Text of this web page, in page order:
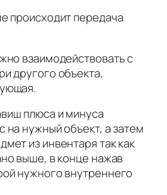
происходит передача
взаимодействовать с
другого объекта,
плюса и минуса
на нужный объект, а затем
из инвентаря так как
выше, в конце нажав
нужного внутреннего